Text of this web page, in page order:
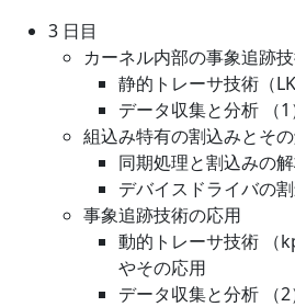
3 日目
カーネル内部の事象追跡
静的トレーサ技術（
データ収集と分析 （1
組込み特有の割込みとそ
同期処理と割込みの
デバイスドライバの割
事象追跡技術の応用
動的トレーサ技術 （
やその応用
データ収集と分析 （2